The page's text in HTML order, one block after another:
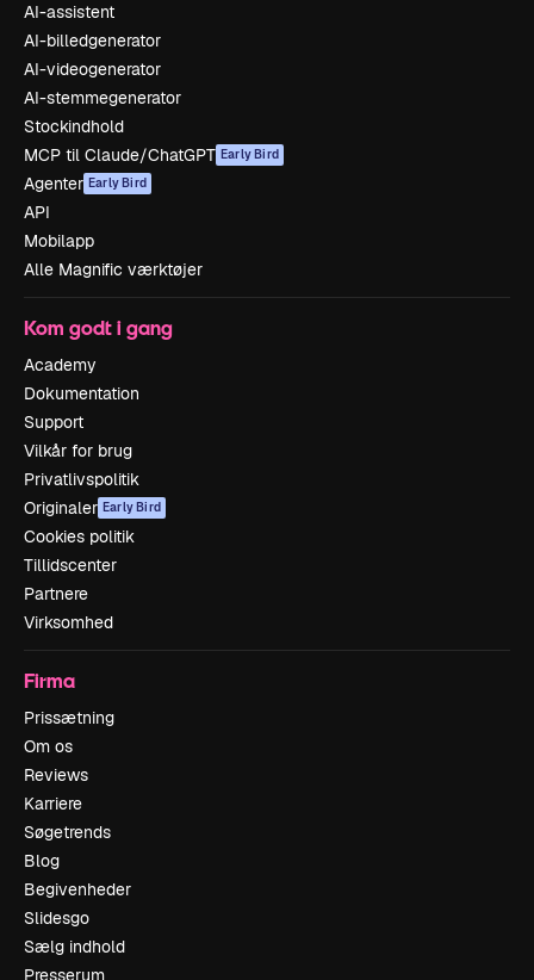
AI-assistent
AI-billedgenerator
AI-videogenerator
AI-stemmegenerator
Stockindhold
MCP til Claude/ChatGPT Early Bird
Agenter Early Bird
API
Mobilapp
Alle Magnific værktøjer
Kom godt i gang
Academy
Dokumentation
Support
Vilkår for brug
Privatlivspolitik
Originaler Early Bird
Cookies politik
Tillidscenter
Partnere
Virksomhed
Firma
Prissætning
Om os
Reviews
Karriere
Søgetrends
Blog
Begivenheder
Slidesgo
Sælg indhold
Presserum